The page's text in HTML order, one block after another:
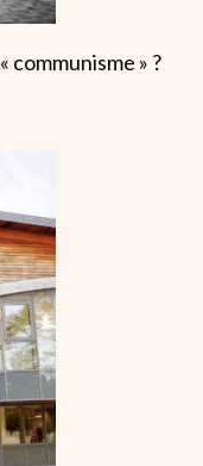
communisme » ?